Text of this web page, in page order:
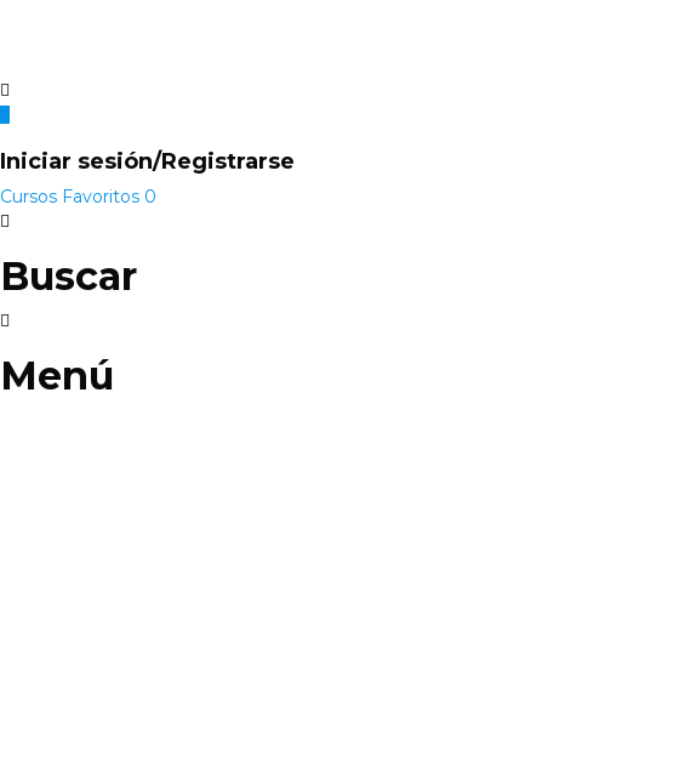
Iniciar sesión/Registrarse
Cursos Favoritos 0
Buscar
Menú